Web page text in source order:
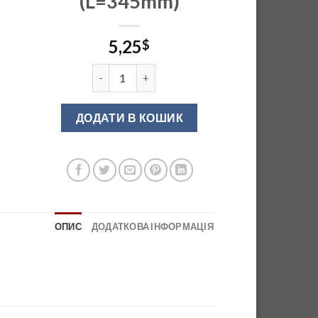
5,25$
ДОДАТИ В КОШИК
ОПИС ДОДАТКОВА ІНФОРМАЦІЯ